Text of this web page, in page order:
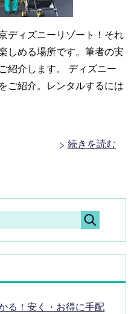
ディズニーリゾート！それ
しめる場所です。筆者の実
紹介します。 ディズニー
ご紹介。レンタルするには
続きを読む
る！安く・お得に手配